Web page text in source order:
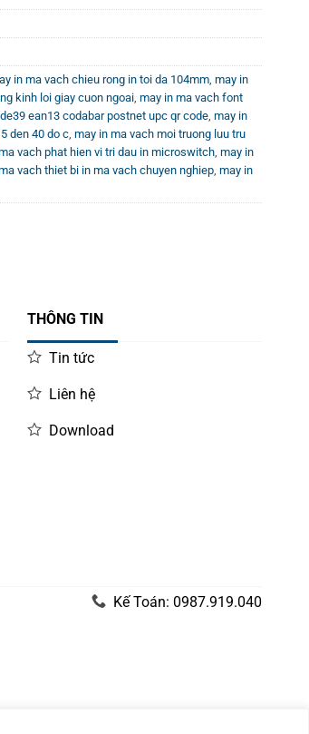
in ma vach chieu rong in toi da 104mm, may in
kinh loi giay cuon ngoai, may in ma vach font
ean13 codabar postnet upc qr code, may in
den 40 do c, may in ma vach moi truong luu tru
vach phat hien vi tri dau in microswitch, may in
vach thiet bi in ma vach chuyen nghiep, may in
THÔNG TIN
Tin tức
Liên hệ
Download
Kế Toán: 0987.919.040